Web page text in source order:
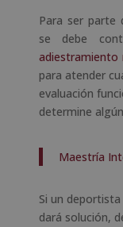
Para ser parte
se debe
adiestramiento
para atender
evaluación
determine
Maestría
Si un
dará solución,